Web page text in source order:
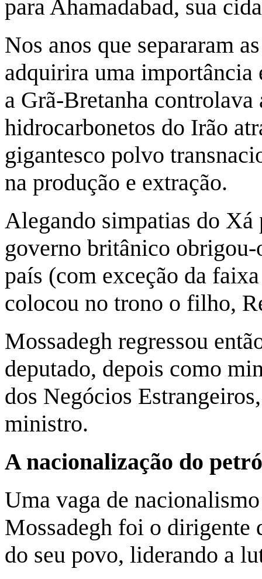
para Ahamadabad, sua
Nos anos que separaram
adquirira uma importância
a Grã-Bretanha controlava
hidrocarbonetos do Irão
gigantesco polvo
na produção e extração.
Alegando simpatias do
governo britânico
país (com exceção da
colocou no trono o filho,
Mossadegh regressou
deputado, depois como
dos Negócios
ministro.
A nacionalização do
Uma vaga de
Mossadegh foi o dirigente
do seu povo, liderando a